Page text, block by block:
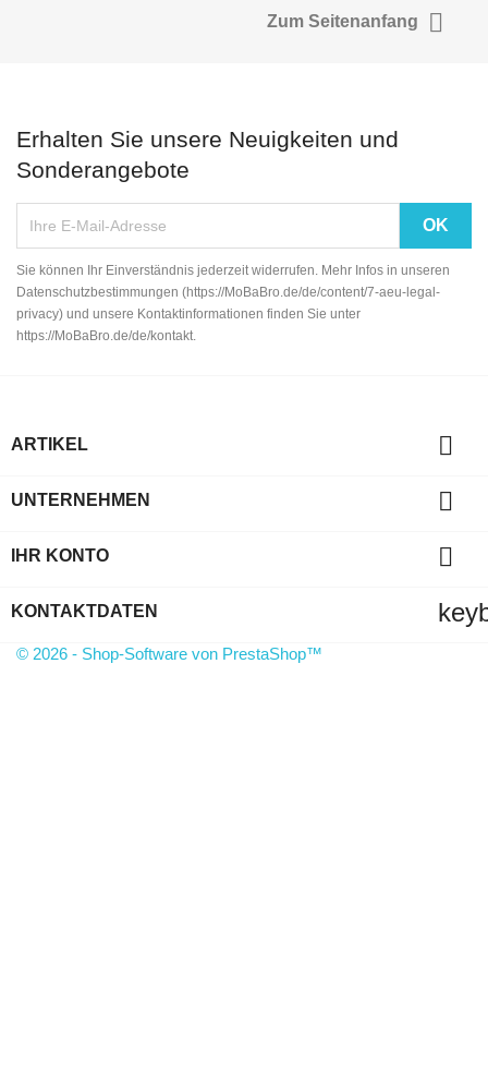
Zum Seitenanfang 
Erhalten Sie unsere Neuigkeiten und
Sonderangebote
Sie können Ihr Einverständnis jederzeit widerrufen. Mehr Infos in unseren
Datenschutzbestimmungen (https://MoBaBro.de/de/content/7-aeu-legal-
privacy) und unsere Kontaktinformationen finden Sie unter
https://MoBaBro.de/de/kontakt.
ARTIKEL 
UNTERNEHMEN 
IHR KONTO 
KONTAKTDATEN
© 2026 - Shop-Software von PrestaShop™